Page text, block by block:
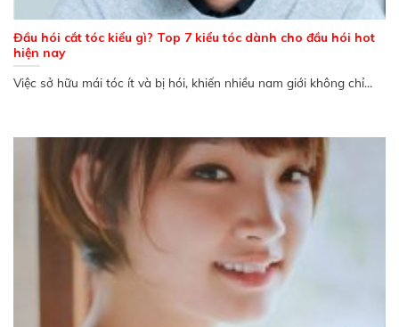
Đầu hói cắt tóc kiểu gì? Top 7 kiểu tóc dành cho đầu hói hot
hiện nay
Việc sở hữu mái tóc ít và bị hói, khiến nhiều nam giới không chỉ...